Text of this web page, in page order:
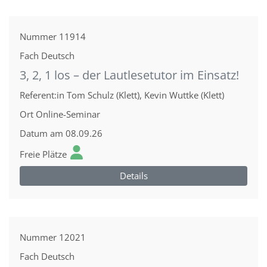
Nummer 11914
Fach Deutsch
3, 2, 1 los – der Lautlesetutor im Einsatz!
Referent:in Tom Schulz (Klett), Kevin Wuttke (Klett)
Ort Online-Seminar
Datum am 08.09.26
Freie Plätze
Details
Nummer 12021
Fach Deutsch